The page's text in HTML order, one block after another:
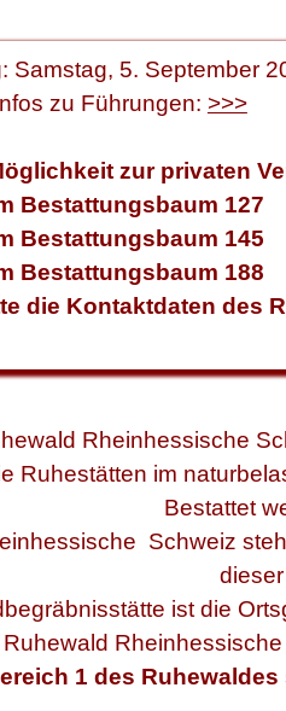
Samstag, 5. September
zu Führungen: >>>
zur privaten
Bestattungsbaum 127
Bestattungsbaum 145
Bestattungsbaum 188
die Kontaktdaten des
wald Rheinhessische
Ruhestätten im
Bestattet
Schweiz
ist die
Ruhewald
1 des